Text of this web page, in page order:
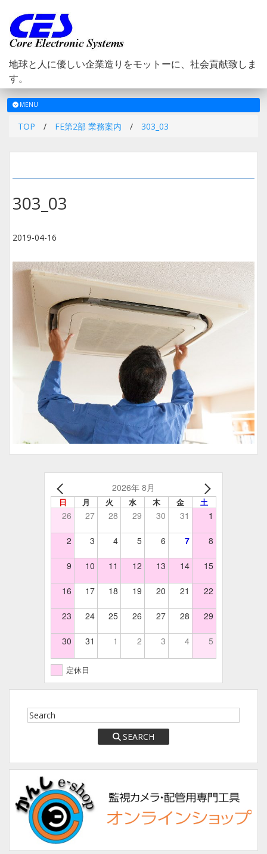
地球と人に優しい企業造りをモットーに、社会貢献致しま
す。
メ
ニ
MENU
TOP / FE第2部 業務案内 / 303_03
303_03
2019-04-16
2026年 8月
日 月 火 水 木 金 土
26 27 28 29 30 31 1
2 3 4 5 6 7 8
9 10 11 12 13 14 15
16 17 18 19 20 21 22
23 24 25 26 27 28 29
30 31 1 2 3 4 5
定休日
SEARCH